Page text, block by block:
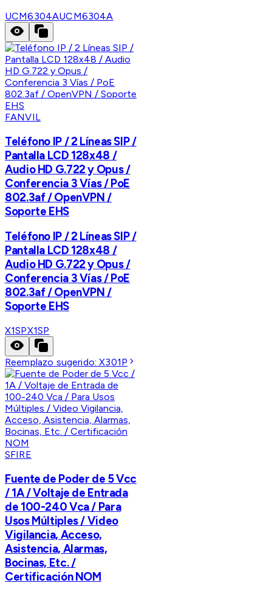
UCM6304AUCM6304A
FANVIL
Teléfono IP / 2 Líneas SIP /
Pantalla LCD 128x48 /
Audio HD G.722 y Opus /
Conferencia 3 Vías / PoE
802.3af / OpenVPN /
Soporte EHS
Teléfono IP / 2 Líneas SIP /
Pantalla LCD 128x48 /
Audio HD G.722 y Opus /
Conferencia 3 Vías / PoE
802.3af / OpenVPN /
Soporte EHS
X1SPX1SP
Reemplazo sugerido:X301P
SFIRE
Fuente de Poder de 5 Vcc
/ 1A / Voltaje de Entrada
de 100-240 Vca / Para
Usos Múltiples / Video
Vigilancia, Acceso,
Asistencia, Alarmas,
Bocinas, Etc. /
Certificación NOM